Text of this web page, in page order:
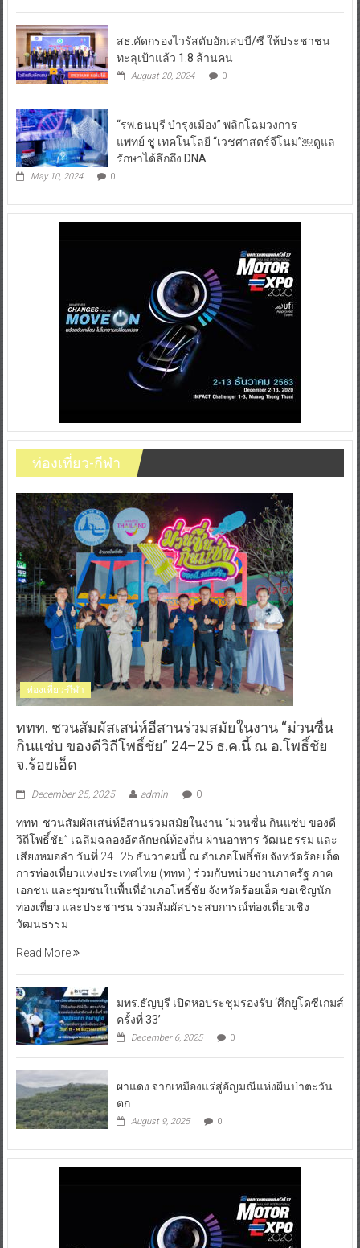
สธ.คัดกรองไวรัสตับอักเสบบี/ซี ให้ประชาชน
ทะลุเป้าแล้ว 1.8 ล้านคน
August 20, 2024 0
“รพ.ธนบุรี บำรุงเมือง” พลิกโฉมวงการ
แพทย์ ชู เทคโนโลยี “เวชศาสตร์จีโนม”￼ดูแล
รักษาได้ลึกถึง DNA
May 10, 2024 0
ท่องเที่ยว-กีฬา
ท่องเที่ยว-กีฬา
ททท. ชวนสัมผัสเสน่ห์อีสานร่วมสมัยในงาน “ม่วนซื่น
กินแซ่บ ของดีวิถีโพธิ์ชัย” 24–25 ธ.ค.นี้ ณ อ.โพธิ์ชัย
จ.ร้อยเอ็ด
December 25, 2025 admin 0
ททท. ชวนสัมผัสเสน่ห์อีสานร่วมสมัยในงาน “ม่วนซื่น กินแซ่บ ของดี
วิถีโพธิ์ชัย” เฉลิมฉลองอัตลักษณ์ท้องถิ่น ผ่านอาหาร วัฒนธรรม และ
เสียงหมอลำ วันที่ 24–25 ธันวาคมนี้ ณ อำเภอโพธิ์ชัย จังหวัดร้อยเอ็ด
การท่องเที่ยวแห่งประเทศไทย (ททท.) ร่วมกับหน่วยงานภาครัฐ ภาค
เอกชน และชุมชนในพื้นที่อำเภอโพธิ์ชัย จังหวัดร้อยเอ็ด ขอเชิญนัก
ท่องเที่ยว และประชาชน ร่วมสัมผัสประสบการณ์ท่องเที่ยวเชิง
วัฒนธรรม
Read More
มทร.ธัญบุรี เปิดหอประชุมรองรับ ‘ศึกยูโดซีเกมส์
ครั้งที่ 33’
December 6, 2025 0
ผาแดง จากเหมืองแร่สู่อัญมณีแห่งผืนป่าตะวัน
ตก
August 9, 2025 0